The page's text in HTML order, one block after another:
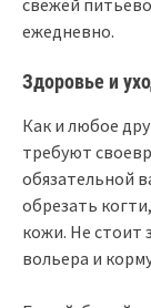
ежедневно.
Здоровье и
Как и любое
требуют
обязательной
обрезать
кожи. Не стоит
вольера и